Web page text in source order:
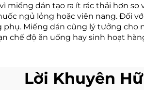
miếng dán tạo ra ít rác thải hơn
ngủ lỏng hoặc viên nang. Đối
Miếng dán cũng lý tưởng
chế độ ăn uống hay sinh hoạt
Lời Khuyên